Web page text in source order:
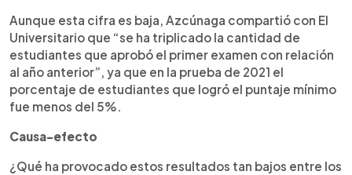
Aunque esta cifra es baja, Azcúnaga compartió con El
Universitario que “se ha triplicado la cantidad de
estudiantes que aprobó el primer examen con relación
al año anterior”, ya que en la prueba de 2021 el
porcentaje de estudiantes que logró el puntaje mínimo
fue menos del 5%.
Causa-efecto
¿Qué ha provocado estos resultados tan bajos entre los